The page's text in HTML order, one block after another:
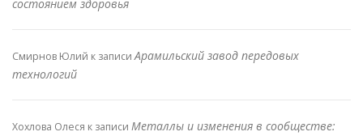
состоянием здоровья
Смирнов Юлий к записиАрамильский завод передовых
технологий
Хохлова Олеся к записи Металлы и изменения в сообществе: